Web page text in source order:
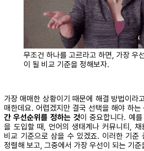
무조건 하나를 고르라고 하면, 가장 우선
이 될 비교 기준을 정해보자.
가장 애매한 상황이기 때문에 해결 방법이라
매한데요. 어렵겠지만 결국 선택을 해야 하는
간 우선순위를 정하는 것이 중요합니다. 예
을 도입할 때, 언어의 생태계나 커뮤니티,
비교 기준으로 삼을 수 있겠죠. 이러한 기준
정렬해 보고, 그중에서 가장 우선이 되는 기